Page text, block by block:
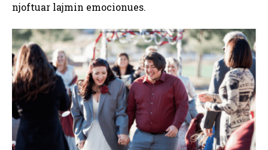
njoftuar lajmin emocionues.